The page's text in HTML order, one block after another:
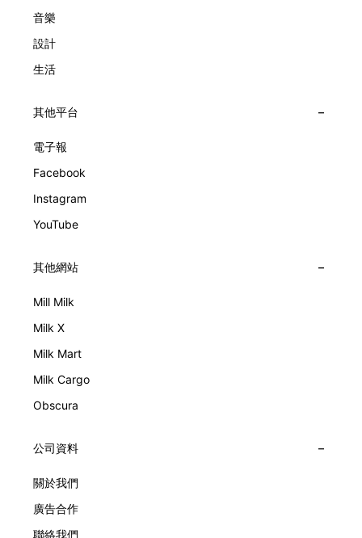
音樂
設計
生活
其他平台
電子報
Facebook
Instagram
YouTube
其他網站
Mill Milk
Milk X
Milk Mart
Milk Cargo
Obscura
公司資料
關於我們
廣告合作
聯絡我們